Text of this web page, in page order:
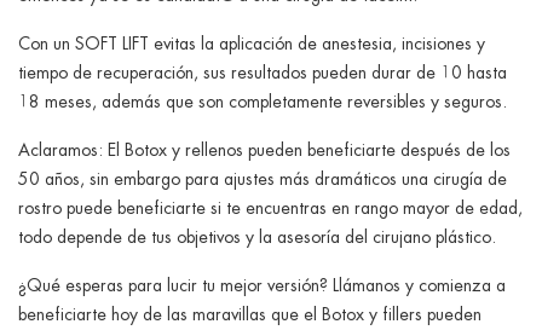
Con un SOFT LIFT evitas la aplicación de anestesia, incisiones y
tiempo de recuperación, sus resultados pueden durar de 10 hasta
18 meses, además que son completamente reversibles y seguros.
Aclaramos: El Botox y rellenos pueden beneficiarte después de los
50 años, sin embargo para ajustes más dramáticos una cirugía de
rostro puede beneficiarte si te encuentras en rango mayor de edad,
todo depende de tus objetivos y la asesoría del cirujano plástico.
¿Qué esperas para lucir tu mejor versión? Llámanos y comienza a
beneficiarte hoy de las maravillas que el Botox y fillers pueden